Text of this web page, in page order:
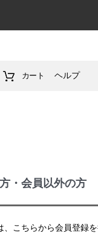
カート ヘルプ
・会員以外の方
こちらから会員登録を